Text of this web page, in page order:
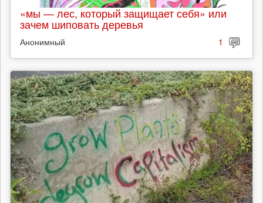
«мы — лес, который защищает себя» или
зачем шиповать деревья
Анонимный 1